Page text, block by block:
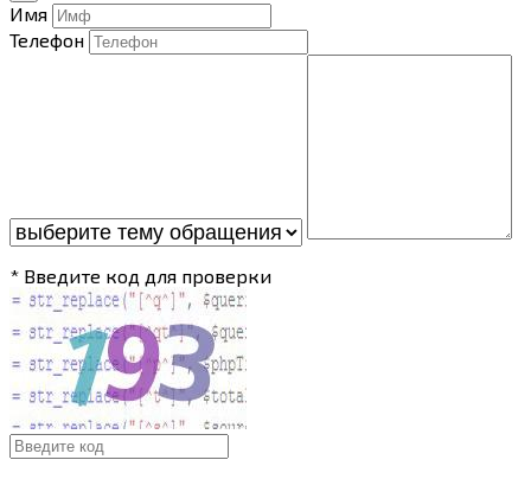
Имя
Телефон
* Введите код для проверки